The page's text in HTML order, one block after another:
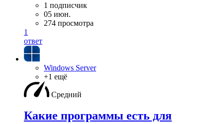
1 подписчик
05 июн.
274 просмотра
1
ответ
Windows Server
+1 ещё
Средний
Какие программы есть для